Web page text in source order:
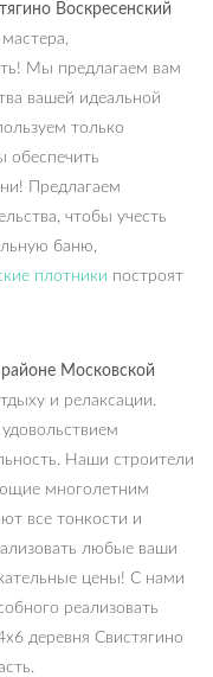
Воскресенский
Мы предлагаем вам
вашей идеальной
только
обеспечить
Предлагаем
чтобы учесть
баню,
плотники построят
Московской
и релаксации.
Наши строители
многолетним
все тонкости и
любые ваши
цены! С нами
реализовать
деревня Свистягино